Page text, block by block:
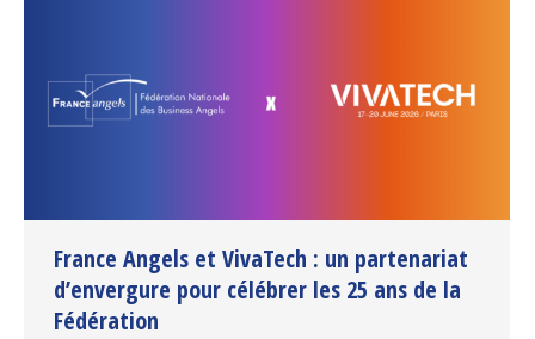
France Angels et VivaTech : un partenariat
d’envergure pour célébrer les 25 ans de la
Fédération